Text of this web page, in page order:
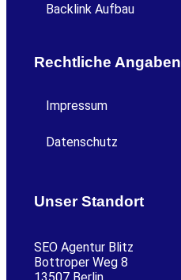
Backlink Aufbau
Rechtliche Angaben
Impressum
Datenschutz
Unser Standort
SEO Agentur Blitz
Bottroper Weg 8
13507 Berlin